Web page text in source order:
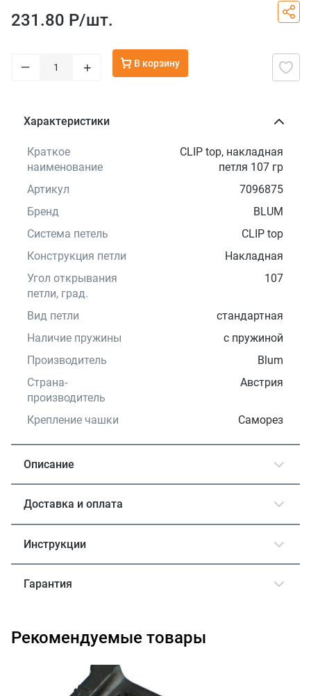
231.80 Р/шт.
– + В корзину
Характеристики
Краткое
наименование
CLIP top, накладная
петля 107 гр
Артикул
7096875
Бренд
BLUM
Система петель
CLIP top
Конструкция петли
Накладная
Угол открывания
петли, град.
107
Вид петли
стандартная
Наличие пружины
с пружиной
Производитель
Blum
Страна-
производитель
Австрия
Крепление чашки Саморез
Описание
Доставка и оплата
Инструкции
Гарантия
Рекомендуемые товары